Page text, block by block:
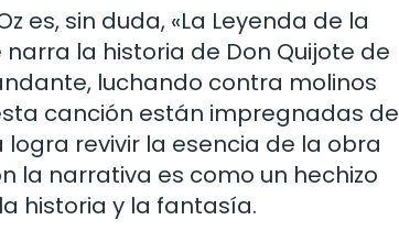
es, sin duda, «La Leyenda de la
la historia de Don Quijote de
luchando contra molinos
canción están impregnadas de
revivir la esencia de la obra
la narrativa es como un hechizo
historia y la fantasía.